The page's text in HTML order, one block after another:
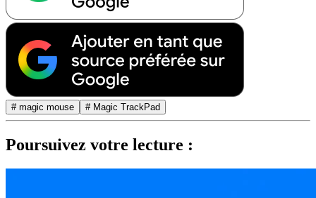
# magic mouse # Magic TrackPad
Poursuivez votre lecture :